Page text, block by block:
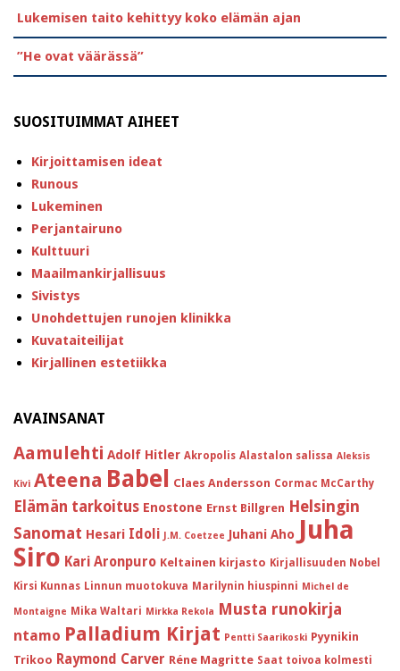
Lukemisen taito kehittyy koko elämän ajan
”He ovat väärässä”
SUOSITUIMMAT AIHEET
Kirjoittamisen ideat
Runous
Lukeminen
Perjantairuno
Kulttuuri
Maailmankirjallisuus
Sivistys
Unohdettujen runojen klinikka
Kuvataiteilijat
Kirjallinen estetiikka
AVAINSANAT
Aamulehti Adolf Hitler Akropolis Alastalon salissa Aleksis
Kivi Ateena Babel Claes Andersson Cormac McCarthy
Elämän tarkoitus Enostone Ernst Billgren Helsingin
Sanomat Hesari Idoli J.M. Coetzee Juhani Aho Juha
Siro Kari Aronpuro Keltainen kirjasto Kirjallisuuden Nobel
Kirsi Kunnas Linnun muotokuva Marilynin hiuspinni Michel de
Montaigne Mika Waltari Mirkka Rekola Musta runokirja
ntamo Palladium Kirjat Pentti Saarikoski Pyynikin
Trikoo Raymond Carver Réne Magritte Saat toivoa kolmesti